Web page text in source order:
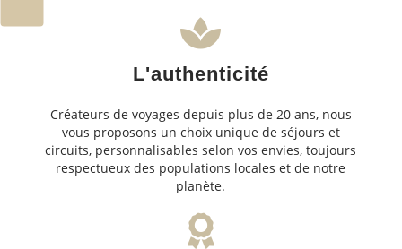
L'authenticité
Créateurs de voyages depuis plus de 20 ans, nous
vous proposons un choix unique de séjours et
circuits, personnalisables selon vos envies, toujours
respectueux des populations locales et de notre
planète.